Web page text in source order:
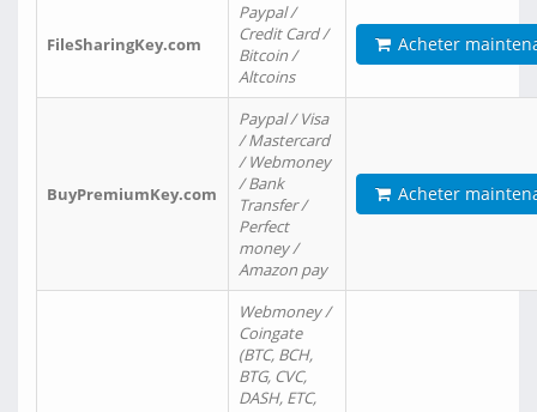
FileSharingKey.com
Paypal /
Credit Card /
Bitcoin /
Altcoins
Acheter
BuyPremiumKey.com
Paypal / Visa
/ Mastercard
/ Webmoney
/ Bank
Transfer /
Perfect
money /
Amazon pay
Acheter
Webmoney /
Coingate
(BTC, BCH,
BTG, CVC,
DASH, ETC,